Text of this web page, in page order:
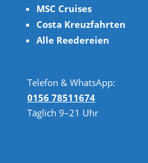
MSC Cruises
Costa Kreuzfahrten
Alle Reedereien
Telefon & WhatsApp:
0156 78511674
Täglich 9–21 Uhr